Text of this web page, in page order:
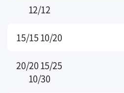
12/12
15/15 10/20
20/20 15/25
10/30